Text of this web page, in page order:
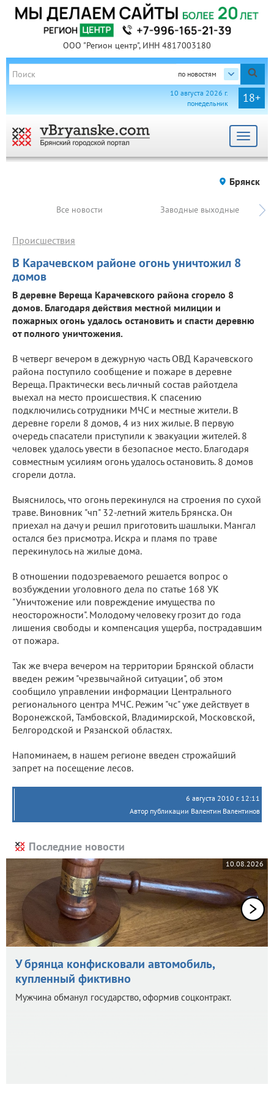
ООО "Регион центр", ИНН 4817003180
по новостям
18+
10 августа 2026 г.
понедельник
Toggle
Брянск
Все новости Заводные выходные
В Карачевском районе огонь уничтожил 8
домов
Происшествия
В деревне Вереща Карачевского района сгорело 8
домов. Благодаря действия местной милиции и
пожарных огонь удалось остановить и спасти деревню
от полного уничтожения.
В четверг вечером в дежурную часть ОВД Карачевского
района поступило сообщение и пожаре в деревне
Вереща. Практически весь личный состав райотдела
выехал на место происшествия. К спасению
подключились сотрудники МЧС и местные жители. В
деревне горели 8 домов, 4 из них жилые. В первую
очередь спасатели приступили к эвакуации жителей. 8
человек удалось увести в безопасное место. Благодаря
совместным усилиям огонь удалось остановить. 8 домов
сгорели дотла.
Выяснилось, что огонь перекинулся на строения по сухой
траве. Виновник "чп" 32-летний житель Брянска. Он
приехал на дачу и решил приготовить шашлыки. Мангал
остался без присмотра. Искра и пламя по траве
перекинулось на жилые дома.
В отношении подозреваемого решается вопрос о
возбуждении уголовного дела по статье 168 УК
"Уничтожение или повреждение имущества по
неосторожности". Молодому человеку грозит до года
лишения свободы и компенсация ущерба, пострадавшим
от пожара.
Так же вчера вечером на территории Брянской области
введен режим "чрезвычайной ситуации", об этом
сообщило управлении информации Центрального
регионального центра МЧС. Режим "чс" уже действует в
Воронежской, Тамбовской, Владимирской, Московской,
Белгородской и Рязанской областях.
Напоминаем, в нашем регионе введен строжайший
запрет на посещение лесов.
6 августа 2010 г. 12:11
Автор публикации Валентин Валентинов
Последние новости
10.08.2026
У брянца конфисковали автомобиль,
купленный фиктивно
Мужчина обманул государство, оформив соцконтракт.